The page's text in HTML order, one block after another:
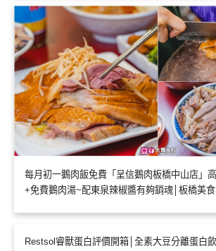
每月初一鵝肉飯免費「呈信鵝肉板橋中山店」
+免費鵝肉湯~配東泉辣椒醬有夠銷魂│板橋美
Restsol睿獸蛋白評價開箱│全素大豆分離蛋白